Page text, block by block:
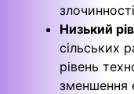
Низький
сільських
рівень
зменшення